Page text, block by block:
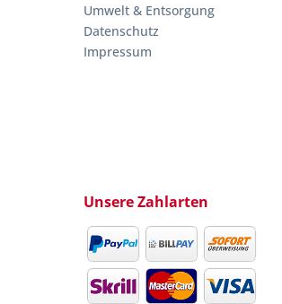
Umwelt & Entsorgung
Datenschutz
Impressum
Unsere Zahlarten